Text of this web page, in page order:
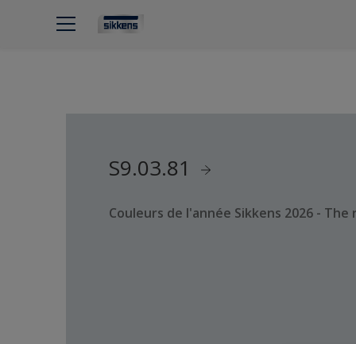
S9.03.81
Couleurs de l'année Sikkens 2026 -